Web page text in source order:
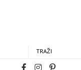
TRAŽI